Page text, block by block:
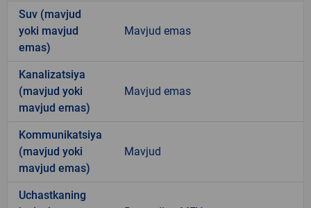
Suv (mavjud
yoki mavjud
emas)
Mavjud emas
Kanalizatsiya
(mavjud yoki
mavjud emas)
Mavjud emas
Kommunikatsiya
(mavjud yoki
mavjud emas)
Mavjud
Uchastkaning